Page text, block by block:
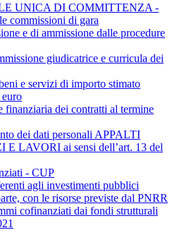
UNICA DI COMMITTENZA -
commissioni di gara
e di ammissione dalle procedure
giudicatrice e curricula dei
e servizi di importo stimato
finanziaria dei contratti al termine
dei dati personali APPALTI
LAVORI ai sensi dell’art. 13 del
- CUP
agli investimenti pubblici
con le risorse previste dal PNRR
cofinanziati dai fondi strutturali